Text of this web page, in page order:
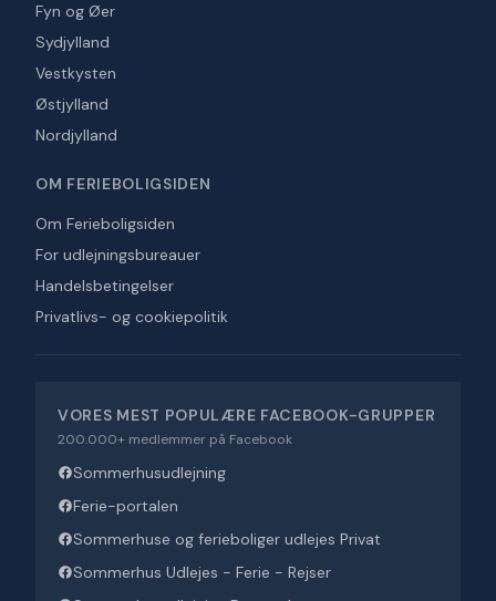
Fyn og Øer
Sydjylland
Vestkysten
Østjylland
Nordjylland
OM FERIEBOLIGSIDEN
Om Ferieboligsiden
For udlejningsbureauer
Handelsbetingelser
Privatlivs- og cookiepolitik
VORES MEST POPULÆRE FACEBOOK-GRUPPER
200.000+ medlemmer på Facebook
Sommerhusudlejning
Ferie-portalen
Sommerhuse og ferieboliger udlejes Privat
Sommerhus Udlejes - Ferie - Rejser